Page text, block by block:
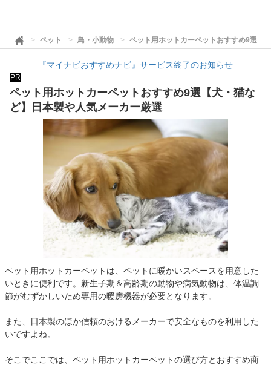
ペット 鳥・小動物 ペット用ホットカーペットおすすめ9選【
『マイナビおすすめナビ』サービス終了のお知らせ
PR
ペット用ホットカーペットおすすめ9選【犬・猫な
ど】日本製や人気メーカー厳選
ペット用ホットカーペットは、ペットに暖かいスペースを用意した
いときに便利です。新生子期＆高齢期の動物や病気動物は、体温調
節がむずかしいため専用の暖房機器が必要となります。
また、日本製のほか信頼のおけるメーカーで安全なものを利用した
いですよね。
そこでここでは、ペット用ホットカーペットの選び方とおすすめ商